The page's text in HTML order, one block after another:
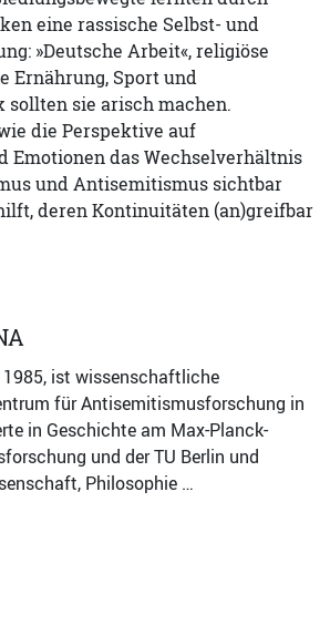
eine rassische Selbst- und
»Deutsche Arbeit«, religiöse
Ernährung, Sport und
sollten sie arisch machen.
die Perspektive auf
Emotionen das Wechselverhältnis
und Antisemitismus sichtbar
deren Kontinuitäten (an)greifbar
1985, ist wissenschaftliche
für Antisemitismusforschung in
in Geschichte am Max-Planck-
und der TU Berlin und
Philosophie …